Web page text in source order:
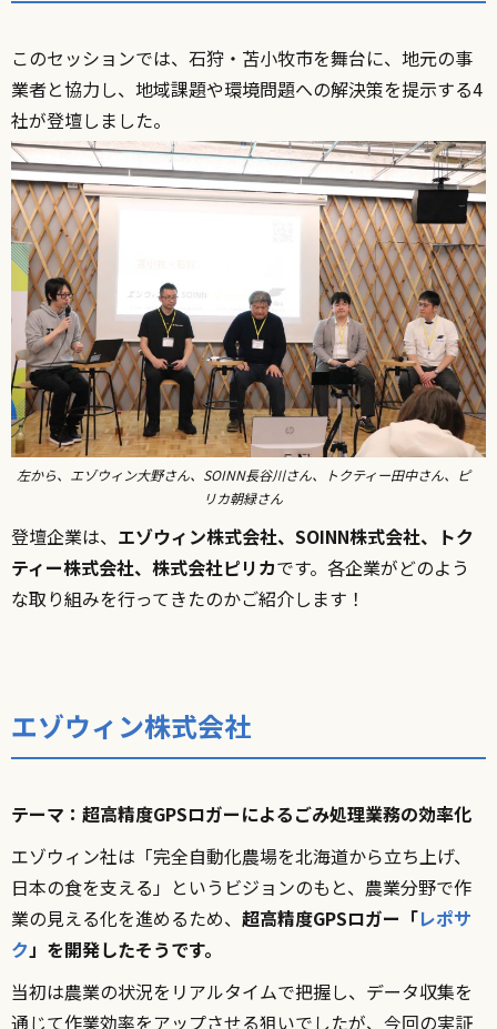
このセッションでは、石狩・苫小牧市を舞台に、地元の事
業者と協力し、地域課題や環境問題への解決策を提示する4
社が登壇しました。
左から、エゾウィン大野さん、SOINN長谷川さん、トクティー田中さん、ピ
リカ朝緑さん
登壇企業は、 エゾウィン株式会社、SOINN株式会社、トク
ティー株式会社、株式会社ピリカです。各企業がどのよう
な取り組みを行ってきたのかご紹介します！
エゾウィン株式会社
テーマ：超高精度GPSロガーによるごみ処理業務の効率化
エゾウィン社は「完全自動化農場を北海道から立ち上げ、
日本の食を支える」というビジョンのもと、農業分野で作
業の見える化を進めるため、 超高精度GPSロガー「レポサ
ク」を開発したそうです。
当初は農業の状況をリアルタイムで把握し、データ収集を
通じて作業効率をアップさせる狙いでしたが、今回の実証